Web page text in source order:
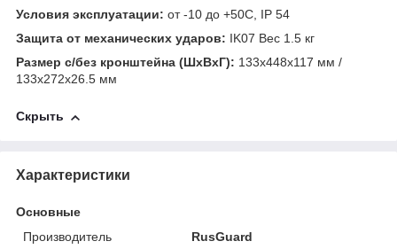
Условия эксплуатации: от -10 до +50C, IP 54
Защита от механических ударов: IK07 Вес 1.5 кг
Размер с/без кронштейна (ШхВхГ): 133х448х117 мм /
133х272х26.5 мм
Скрыть
Характеристики
Основные
Производитель
RusGuard